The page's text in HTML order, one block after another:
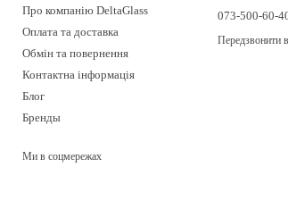
Про компанію DeltaGlass
Оплата та доставка
Обмін та повернення
Контактна інформація
Блог
Бренды
Ми в соцмережах
073-500-60-
Передзвонити